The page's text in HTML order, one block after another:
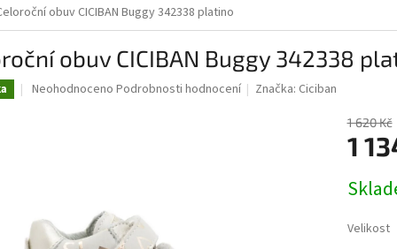
obuv CICIBAN Buggy 342338 platino
obuv CICIBAN Buggy 342338
Průměrné
Neohodnoceno Podrobnosti hodnocení Značka: Ciciban
1 620 Kč
1
cena:
Velikost